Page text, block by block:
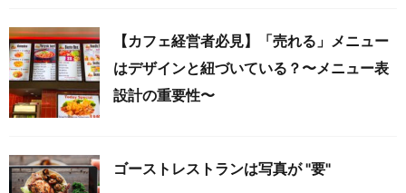
【カフェ経営者必見】「売れる」メニュー
はデザインと紐づいている？〜メニュー表
設計の重要性〜
ゴーストレストランは写真が "要"